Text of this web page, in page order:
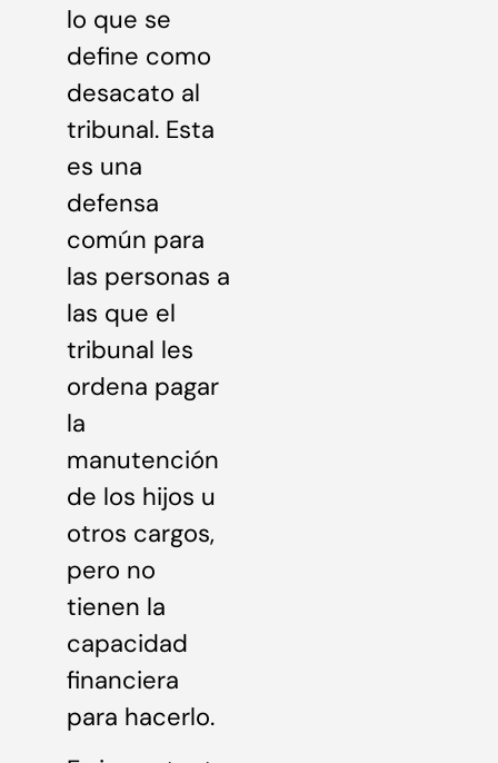
lo que se
define como
desacato al
tribunal. Esta
es una
defensa
común para
las personas a
las que el
tribunal les
ordena pagar
la
manutención
de los hijos u
otros cargos,
pero no
tienen la
capacidad
financiera
para hacerlo.